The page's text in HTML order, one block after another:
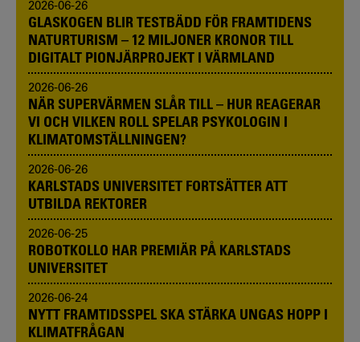
2026-06-26
GLASKOGEN BLIR TESTBÄDD FÖR FRAMTIDENS
NATURTURISM – 12 MILJONER KRONOR TILL
DIGITALT PIONJÄRPROJEKT I VÄRMLAND
2026-06-26
NÄR SUPERVÄRMEN SLÅR TILL – HUR REAGERAR
VI OCH VILKEN ROLL SPELAR PSYKOLOGIN I
KLIMATOMSTÄLLNINGEN?
2026-06-26
KARLSTADS UNIVERSITET FORTSÄTTER ATT
UTBILDA REKTORER
2026-06-25
ROBOTKOLLO HAR PREMIÄR PÅ KARLSTADS
UNIVERSITET
2026-06-24
NYTT FRAMTIDSSPEL SKA STÄRKA UNGAS HOPP I
KLIMATFRÅGAN